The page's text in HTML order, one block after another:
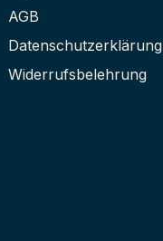
AGB
Datenschutzerklärung
Widerrufsbelehrung